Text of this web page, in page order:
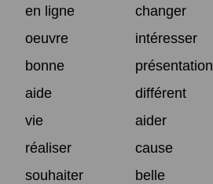
en ligne
changer
oeuvre
intéresser
bonne
présentation
aide
différent
vie
aider
réaliser
cause
souhaiter
belle